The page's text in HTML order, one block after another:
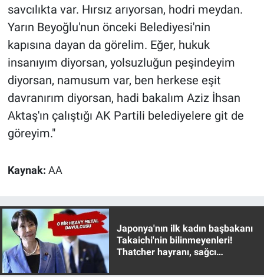
savcılıkta var. Hırsız arıyorsan, hodri meydan.
Yarın Beyoğlu'nun önceki Belediyesi'nin
kapısına dayan da görelim. Eğer, hukuk
insanıyım diyorsan, yolsuzluğun peşindeyim
diyorsan, namusum var, ben herkese eşit
davranırım diyorsan, hadi bakalım Aziz İhsan
Aktaş'ın çalıştığı AK Partili belediyelere git de
göreyim."
Kaynak: AA
Japonya'nın ilk kadın başbakanı
Takaichi'nin bilinmeyenleri!
Thatcher hayranı, sağcı
Yerel Yaşam
Canlı Yayın